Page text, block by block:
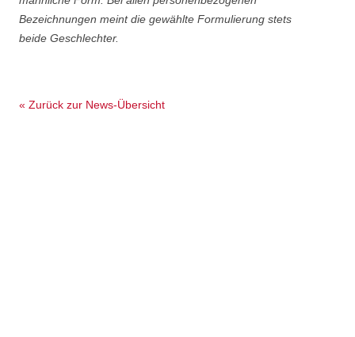
Bezeichnungen meint die gewählte Formulierung stets
beide Geschlechter.
« Zurück zur News-Übersicht